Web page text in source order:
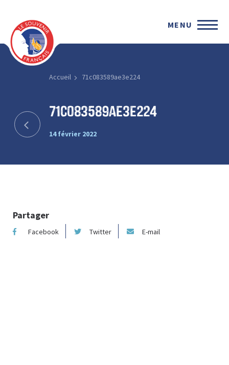
MENU
Accueil 71c083589ae3e224
71c083589ae3e224
14 février 2022
Partager
Facebook Twitter E-mail